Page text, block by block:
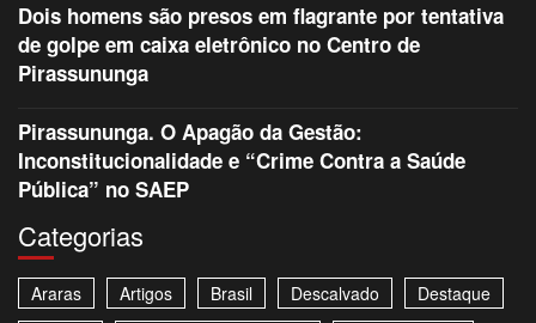
Dois homens são presos em flagrante por tentativa
de golpe em caixa eletrônico no Centro de
Pirassununga
Pirassununga. O Apagão da Gestão:
Inconstitucionalidade e “Crime Contra a Saúde
Pública” no SAEP
Categorias
Araras Artigos Brasil Descalvado
Destaque